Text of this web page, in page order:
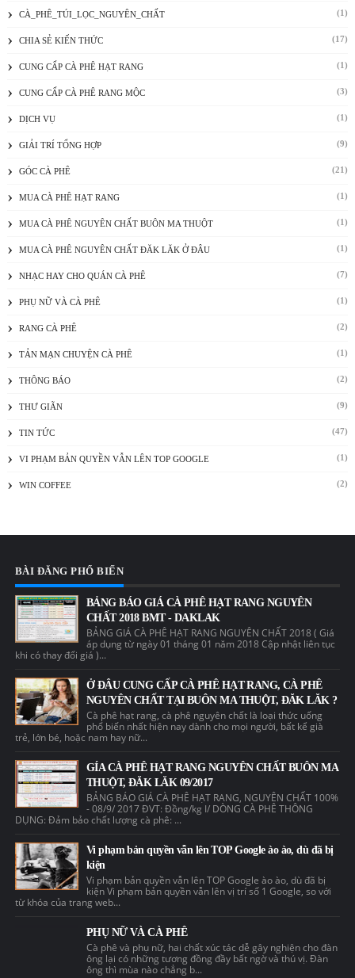
CÀ_PHÊ_TÚI_LỌC_NGUYÊN_CHẤT (1)
CHIA SẺ KIẾN THỨC (17)
CUNG CẤP CÀ PHÊ HẠT RANG (1)
CUNG CẤP CÀ PHÊ RANG MỘC (3)
DỊCH VỤ (1)
GIẢI TRÍ TỔNG HỢP (9)
GÓC CÀ PHÊ (21)
MUA CÀ PHÊ HẠT RANG (1)
MUA CÀ PHÊ NGUYÊN CHẤT BUÔN MA THUỘT (1)
MUA CÀ PHÊ NGUYÊN CHẤT ĐĂK LĂK Ở ĐÂU (1)
NHẠC HAY CHO QUÁN CÀ PHÊ (7)
PHỤ NỮ VÀ CÀ PHÊ (1)
RANG CÀ PHÊ (2)
TẢN MẠN CHUYỆN CÀ PHÊ (1)
THÔNG BÁO (2)
THƯ GIÃN (9)
TIN TỨC (47)
VI PHẠM BẢN QUYỀN VẪN LÊN TOP GOOGLE (1)
WIN COFFEE (2)
BÀI ĐĂNG PHỔ BIẾN
BẢNG BÁO GIÁ CÀ PHÊ HẠT RANG NGUYÊN
CHẤT 2018 BMT - DAKLAK
BẢNG GIÁ CÀ PHÊ HẠT RANG NGUYÊN CHẤT 2018 ( Giá
áp dụng từ ngày 01 tháng 01 năm 2018 Cập nhật liên tục
khi có thay đổi giá )...
Ở ĐÂU CUNG CẤP CÀ PHÊ HẠT RANG, CÀ PHÊ
NGUYÊN CHẤT TẠI BUÔN MA THUỘT, ĐĂK LĂK ?
Cà phê hạt rang, cà phê nguyên chất là loại thức uống
phổ biến nhất hiện nay dành cho mọi người, bất kể già
trẻ, lớn bé, hoặc nam hay nữ...
GÍA CÀ PHÊ HẠT RANG NGUYÊN CHẤT BUÔN MA
THUỘT, ĐĂK LĂK 09/2017
BẢNG BÁO GIÁ CÀ PHÊ HẠT RANG, NGUYÊN CHẤT 100%
- 08/9/ 2017 ĐVT: Đồng/kg I/ DÒNG CÀ PHÊ THÔNG
DỤNG: Đảm bảo chất lượng cà phê: ...
Vi phạm bản quyền vẫn lên TOP Google ào ào, dù đã bị
kiện
Vi phạm bản quyền vẫn lên TOP Google ào ào, dù đã bị
kiện Vi phạm bản quyền vẫn lên vị trí số 1 Google, so với
từ khóa của trang web...
PHỤ NỮ VÀ CÀ PHÊ
Cà phê và phụ nữ, hai chất xúc tác dễ gây nghiện cho đàn
ông lại có những tương đồng đầy bất ngờ và thú vị. Đàn
ông thì mùa nào chẳng b...